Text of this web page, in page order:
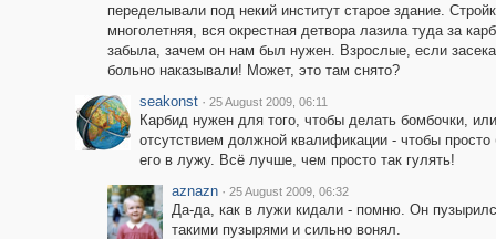
переделывали под некий институт старое здание.
многолетняя, вся окрестная детвора лазила туда за
забыла, зачем он нам был нужен. Взрослые, если
больно наказывали! Может, это там снято?
seakonst · 25 August 2009, 06:11
Карбид нужен для того, чтобы делать бомбочки,
отсутствием должной квалификации - чтобы просто
его в лужу. Всё лучше, чем просто так гулять!
aznazn · 25 August 2009, 06:32
Да-да, как в лужи кидали - помню. Он
такими пузырями и сильно вонял.